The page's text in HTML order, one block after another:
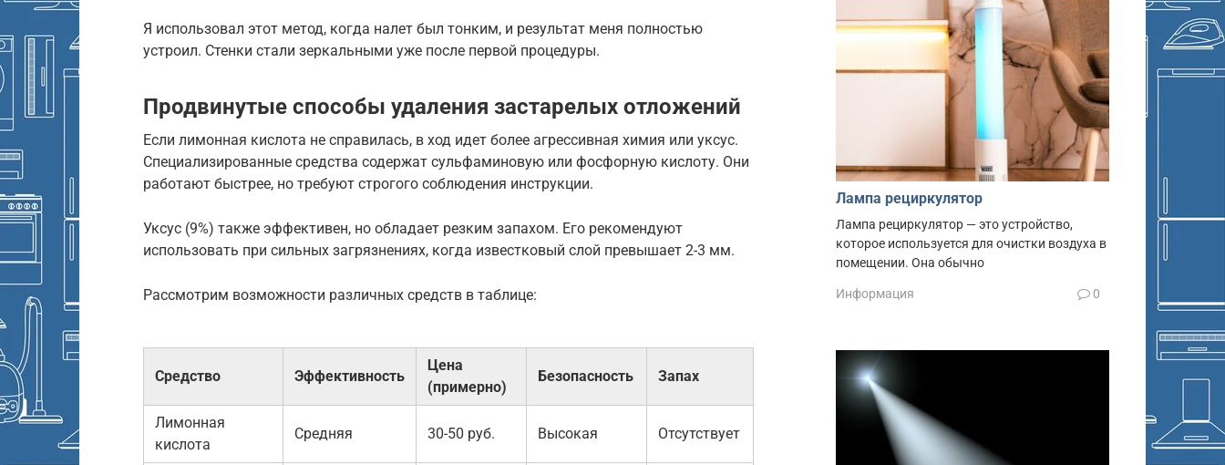
Я использовал этот метод, когда налет был тонким, и результат меня полностью
устроил. Стенки стали зеркальными уже после первой процедуры.
Продвинутые способы удаления застарелых отложений
Если лимонная кислота не справилась, в ход идет более агрессивная химия или уксус.
Специализированные средства содержат сульфаминовую или фосфорную кислоту. Они
работают быстрее, но требуют строгого соблюдения инструкции.
Уксус (9%) также эффективен, но обладает резким запахом. Его рекомендуют
использовать при сильных загрязнениях, когда известковый слой превышает 2-3 мм.
Рассмотрим возможности различных средств в таблице:
Средство Эффективность
Цена
(примерно)
Безопасность Запах
Лимонная
кислота
Средняя 30-50 руб. Высокая Отсутствует
Лампа рециркулятор
Лампа рециркулятор — это устройство,
которое используется для очистки воздуха в
помещении. Она обычно
Информация 0